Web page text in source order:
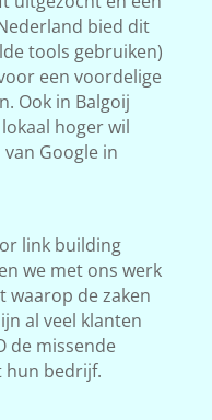
bied dit
tools gebruiken)
een voordelige
Ook in Balgoij
hoger wil
Google in
link building
we met ons werk
waarop de zaken
al veel klanten
de missende
hun bedrijf.